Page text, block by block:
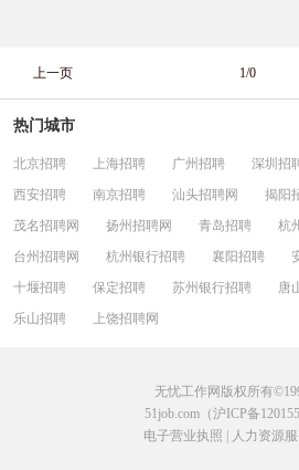
上一页 1/0
热门城市
北京招聘 上海招聘 广州招聘 深圳招
西安招聘
南京招聘 汕头招聘网 揭阳
茂名招聘网
扬州招聘网 青岛招聘 杭
台州招聘网
杭州银行招聘 襄阳招聘
十堰招聘
保定招聘 苏州银行招聘 唐
乐山招聘
上饶招聘网
无忧工作网版权所有
51job.com（沪ICP备
电子营业执照
人力资源